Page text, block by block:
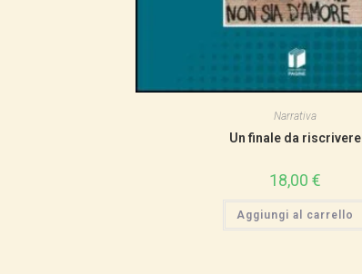
Narrativa
Un finale da riscrivere
18,00 €
Aggiungi al carrello